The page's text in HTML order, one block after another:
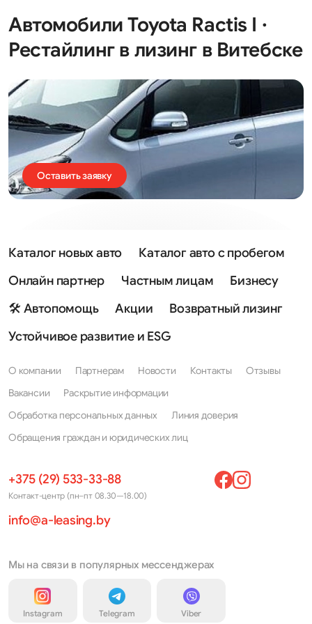
Автомобили Toyota Ractis I ·
Рестайлинг в лизинг в Витебске
Оставить заявку
Каталог новых авто
Каталог авто с пробегом
Онлайн партнер
Частным лицам
Бизнесу
🛠 Автопомощь
Акции
Возвратный лизинг
Устойчивое развитие и ESG
О компании Партнерам Новости Контакты
Отзывы
Вакансии
Раскрытие информации
Обработка персональных данных
Линия доверия
Обращения граждан и юридических лиц
+375 (29) 533-33-88
Контакт-центр (пн–пт 08.30—18.00)
info@a-leasing.by
Мы на связи в популярных мессенджерах
Instagram Telegram Viber